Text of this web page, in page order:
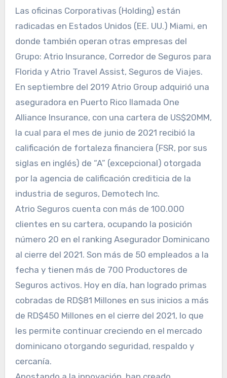
Las oficinas Corporativas (Holding) están
radicadas en Estados Unidos (EE. UU.) Miami, en
donde también operan otras empresas del
Grupo: Atrio Insurance, Corredor de Seguros para
Florida y Atrio Travel Assist, Seguros de Viajes.
En septiembre del 2019 Atrio Group adquirió una
aseguradora en Puerto Rico llamada One
Alliance Insurance, con una cartera de US$20MM,
la cual para el mes de junio de 2021 recibió la
calificación de fortaleza financiera (FSR, por sus
siglas en inglés) de “A” (excepcional) otorgada
por la agencia de calificación crediticia de la
industria de seguros, Demotech Inc.
Atrio Seguros cuenta con más de 100.000
clientes en su cartera, ocupando la posición
número 20 en el ranking Asegurador Dominicano
al cierre del 2021. Son más de 50 empleados a la
fecha y tienen más de 700 Productores de
Seguros activos. Hoy en día, han logrado primas
cobradas de RD$81 Millones en sus inicios a más
de RD$450 Millones en el cierre del 2021, lo que
les permite continuar creciendo en el mercado
dominicano otorgando seguridad, respaldo y
cercanía.